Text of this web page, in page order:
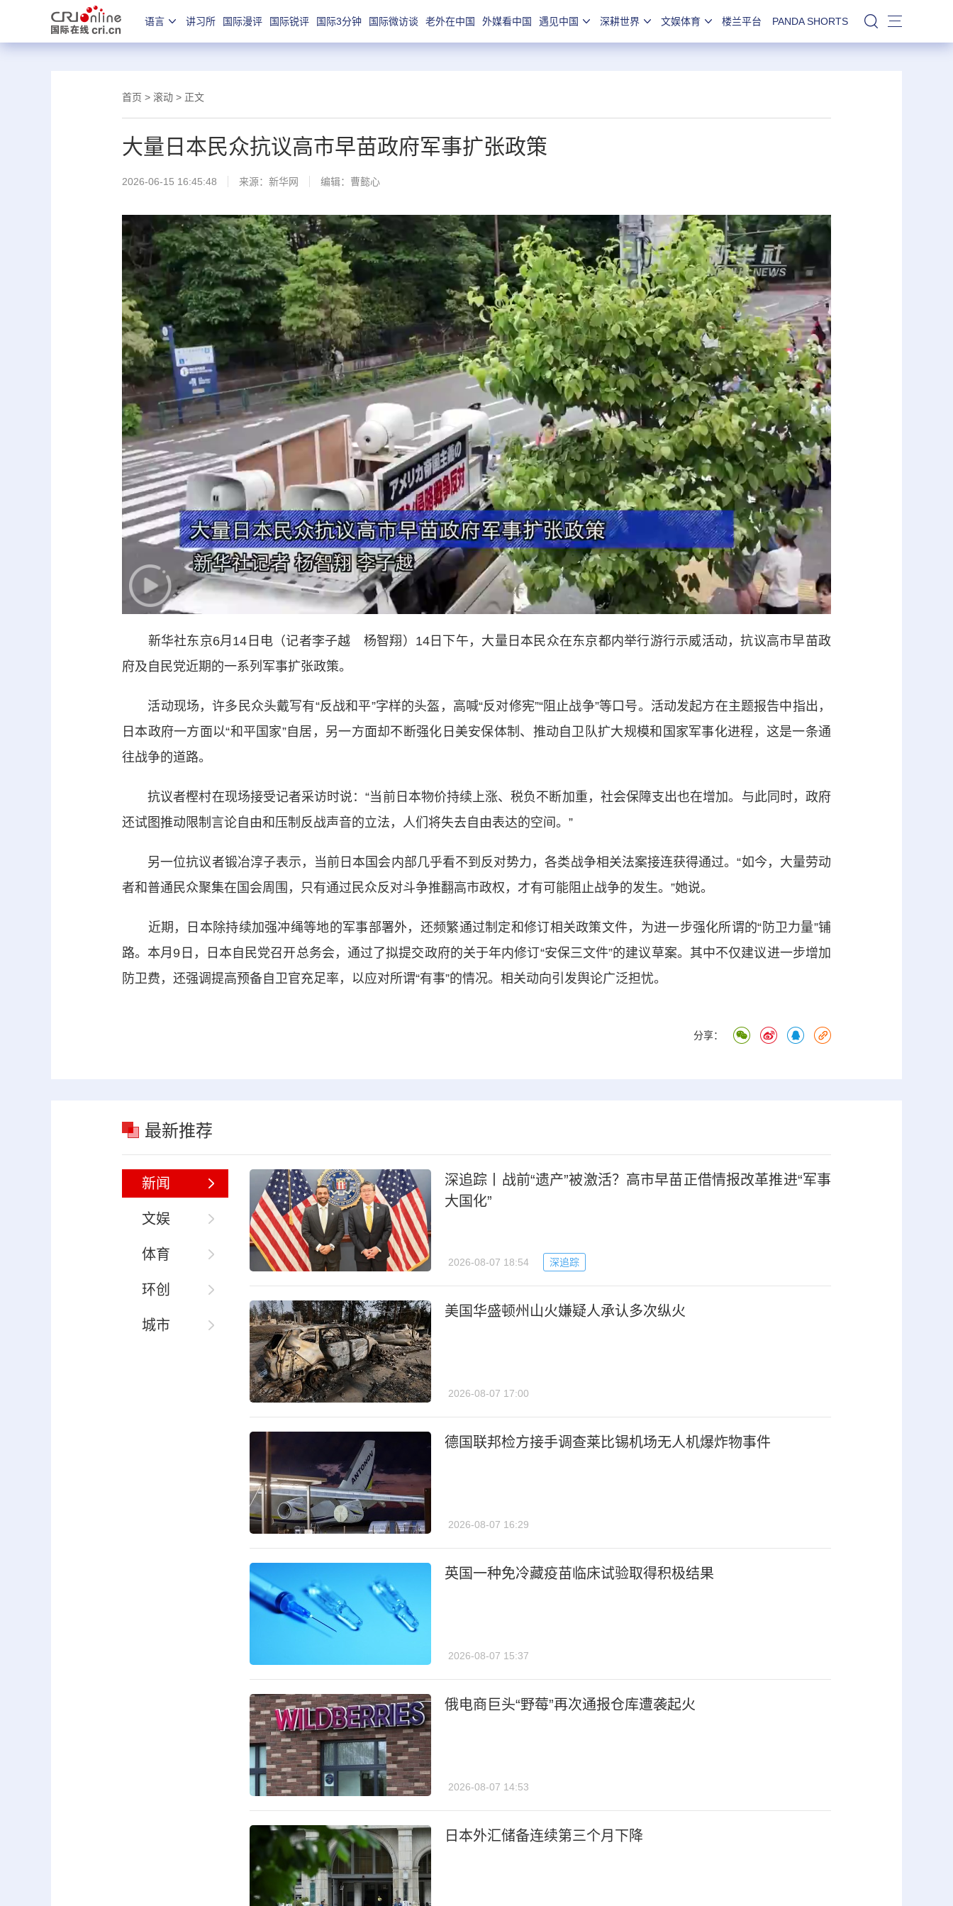
语言 讲习所 国际漫评 国际锐评 国际3分钟 国际微访谈 老外在中国 外媒看中国 遇见中国 深耕世界 文娱体育 楼兰平台 PANDA SHORTS 站内搜索
首页 > 滚动 > 正文
大量日本民众抗议高市早苗政府军事扩张政策
2026-06-15 16:45:48 来源： 新华网 编辑：曹懿心
新华社东京6月14日电（记者李子越 杨智翔）14日下午，大量日本民众在东京都内举行游行示威活动，抗议高市早苗政
府及自民党近期的一系列军事扩张政策。
活动现场，许多民众头戴写有“反战和平”字样的头盔，高喊“反对修宪”“阻止战争”等口号。活动发起方在主题报告中指出，
日本政府一方面以“和平国家”自居，另一方面却不断强化日美安保体制、推动自卫队扩大规模和国家军事化进程，这是一条通
往战争的道路。
抗议者樫村在现场接受记者采访时说：“当前日本物价持续上涨、税负不断加重，社会保障支出也在增加。与此同时，政府
还试图推动限制言论自由和压制反战声音的立法，人们将失去自由表达的空间。”
另一位抗议者锻冶淳子表示，当前日本国会内部几乎看不到反对势力，各类战争相关法案接连获得通过。“如今，大量劳动
者和普通民众聚集在国会周围，只有通过民众反对斗争推翻高市政权，才有可能阻止战争的发生。”她说。
近期，日本除持续加强冲绳等地的军事部署外，还频繁通过制定和修订相关政策文件，为进一步强化所谓的“防卫力量”铺
路。本月9日，日本自民党召开总务会，通过了拟提交政府的关于年内修订“安保三文件”的建议草案。其中不仅建议进一步增加
防卫费，还强调提高预备自卫官充足率，以应对所谓“有事”的情况。相关动向引发舆论广泛担忧。
分享：
最新推荐
新闻
文娱
体育
环创
城市
深追踪丨战前“遗产”被激活？高市早苗正借情报改革推进“军事
大国化”
2026-08-07 18:54 深追踪
美国华盛顿州山火嫌疑人承认多次纵火
2026-08-07 17:00
德国联邦检方接手调查莱比锡机场无人机爆炸物事件
2026-08-07 16:29
英国一种免冷藏疫苗临床试验取得积极结果
2026-08-07 15:37
俄电商巨头“野莓”再次通报仓库遭袭起火
2026-08-07 14:53
日本外汇储备连续第三个月下降